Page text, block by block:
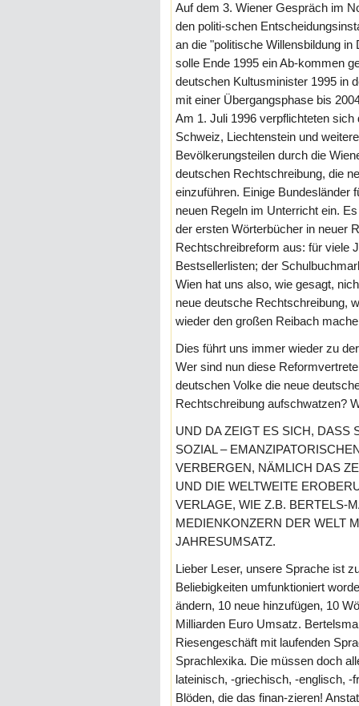
Auf dem 3. Wiener Gespräch im
den politi-schen
an die "politische Willensbildung
solle Ende 1995 ein Ab-kommen
deutschen Kultusminister 1995 in
mit einer Übergangsphase bis
Am 1. Juli 1996 verpflichteten
Schweiz, Liechtenstein und
Bevölkerungsteilen durch die
deutschen Rechtschreibung, die
einzuführen. Einige Bundesländer
neuen Regeln im Unterricht ein.
der ersten Wörterbücher in neuer
Rechtschreibreform aus: für viele
Bestsellerlisten; der
Wien hat uns also, wie gesagt,
neue deutsche Rechtschreibung,
wieder den großen Reibach
Dies führt uns immer wieder zu
Wer sind nun diese
deutschen Volke die neue
Rechtschreibung aufschwatzen?
UND DA ZEIGT ES SICH, DASS
SOZIAL –
VERBERGEN, NÄMLICH DAS
UND DIE WELTWEITE
VERLAGE, WIE Z.B. BERTELS-
MEDIENKONZERN DER WELT
JAHRESUMSATZ.
Lieber Leser, unsere Sprache ist
Beliebigkeiten umfunktioniert
ändern, 10 neue hinzufügen, 10
Milliarden Euro Umsatz.
Riesengeschäft mit laufenden
Sprachlexika. Die müssen doch
lateinisch, -griechisch, -englisch,
Blöden, die das finan-zieren!